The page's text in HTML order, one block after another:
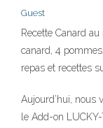
Guest
Recette Canard
canard, 4
repas et recettes
Aujourd’hui, nous
le Add-on